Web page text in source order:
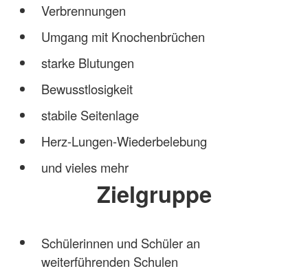
Verbrennungen
Umgang mit Knochenbrüchen
starke Blutungen
Bewusstlosigkeit
stabile Seitenlage
Herz-Lungen-Wiederbelebung
und vieles mehr
Zielgruppe
Schülerinnen und Schüler an
weiterführenden Schulen